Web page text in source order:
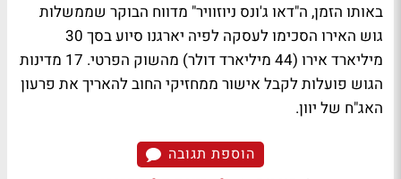
באותו הזמן, ה"דאו ג'ונס ניוזוויר" מדווח הבוקר שממשלות
גוש האירו הסכימו לעסקה לפיה יארגנו סיוע בסך 30
מיליארד אירו (44 מיליארד דולר) מהשוק הפרטי. 17 מדינות
הגוש פועלות לקבל אישור ממחזיקי החוב להאריך את פרעון
האג"ח של יוון.
הוספת תגובה